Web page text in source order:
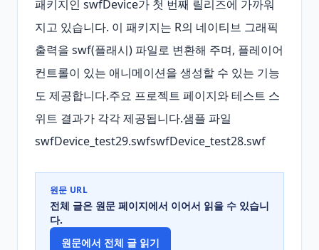
패키지인 swfDevice가 첫 번째 릴리즈에 가까워
지고 있습니다. 이 패키지는 R의 네이티브 그래픽
출력을 swf(플래시) 파일로 변환해 주며, 플레이어
컨트롤이 있는 애니메이션을 생성할 수 있는 기능
도 제공합니다.주요 프로젝트 페이지와 테스트 스
위트 결과가 각각 제공됩니다.샘플 파일
swfDevice_test29.swfswfDevice_test28.swf
원문 URL
전체 글은 원문 페이지에서 이어서 읽을 수 있습니
다.
원문에서 전체 글 읽기